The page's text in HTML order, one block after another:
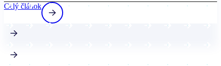
Celý článok